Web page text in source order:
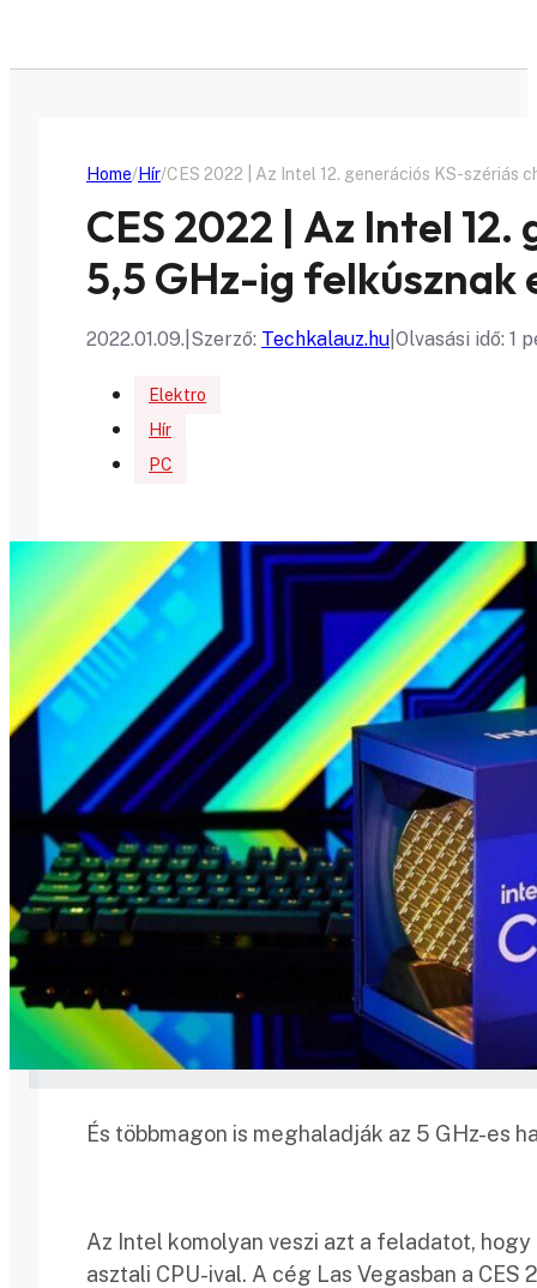
Home Hír CES 2022 | Az Intel 12. generációs KS-szériás
CES 2022 | Az Intel
5,5 GHz-ig felkúsznak
2022.01.09. Szerző: Techkalauz.hu Olvasási idő: 1
Elektro
Hír
PC
És többmagon is meghaladják az 5 GHz-es
Az Intel komolyan veszi azt a feladatot,
asztali CPU-ival. A cég Las Vegasban a